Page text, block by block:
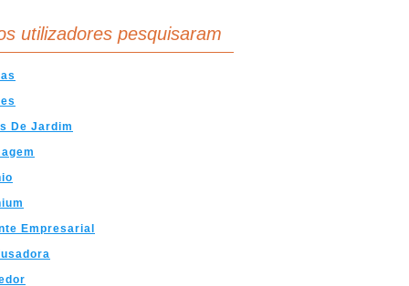
utilizadores pesquisaram
De Jardim
Empresarial